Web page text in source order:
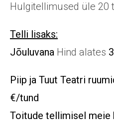
Hulgitellimused üle 20
Telli lisaks:
Jõuluvana Hind alates
Piip ja Tuut Teatri
€/tund
Toitude tellimisel meie